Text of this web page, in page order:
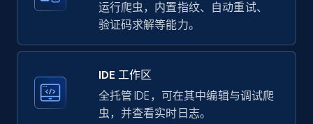
5.7K+
LinkedIn company information
ID, Name, Country code, Locations, Followers,
运行爬虫，内置指纹、自动重试、
验证码求解等能力。
IDE 工作区
全托管 IDE，可在其中编辑与调试爬
虫，并查看实时日志。